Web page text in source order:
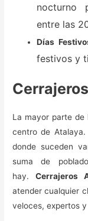
nocturno
entre las
Días
festivos y
La mayor parte de
centro de
donde suceden
suma de
hay.Cerrajeros
atender cualquier
veloces, expertos